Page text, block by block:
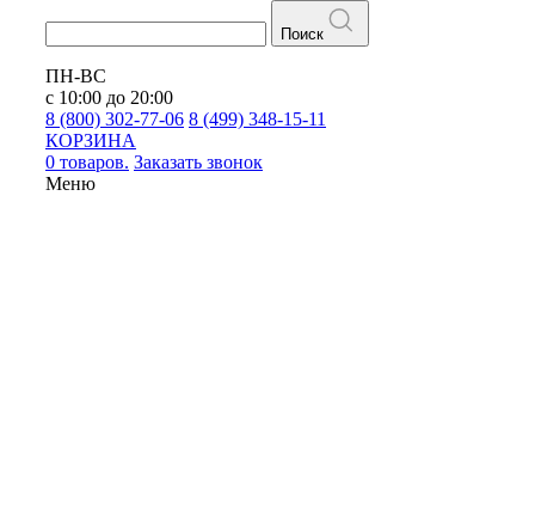
Поиск
ПН-ВС
с 10:00 до 20:00
8 (800) 302-77-06 8 (499) 348-15-11
КОРЗИНА
0 товаров. Заказать звонок
Меню